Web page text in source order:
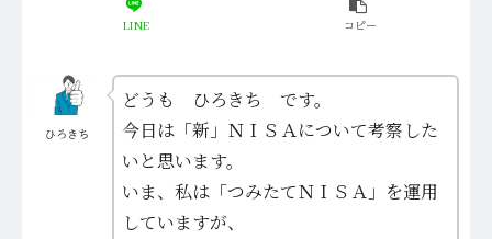
LINE コピー
ひろきち
どうも ひろきち です。
今日は「新」ＮＩＳＡについて考察した
いと思います。
いま、私は「つみたてＮＩＳＡ」を運用
していますが、